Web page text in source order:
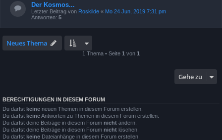
Der Kosmos...
Letzter Beitrag von Roskilde « Mo 24 Jun, 2019 7:31 pm
Antworten: 5
Neues Thema
1 Thema • Seite 1 von 1
Gehe zu
BERECHTIGUNGEN IN DIESEM FORUM
Du darfst keine neuen Themen in diesem Forum erstellen.
Du darfst keineAntworten zu Themen in diesem Forum erstellen.
Du darfst deine Beiträge in diesem Forum nicht ändern.
Du darfst deine Beiträge in diesem Forum nicht löschen.
Du darfst keine Dateianhänge in diesem Forum erstellen.